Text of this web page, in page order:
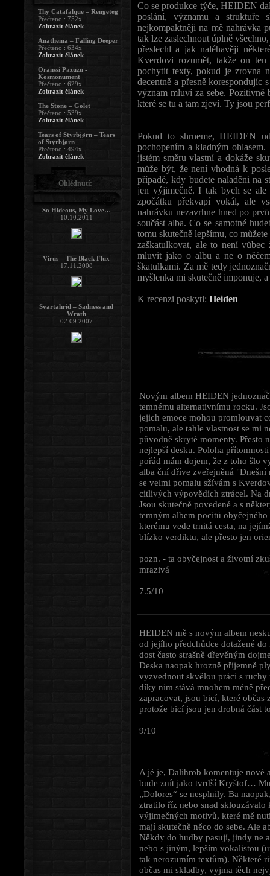
Co se produkce týče, HEIDEN
poslání, významu a struktuře
nejkompaktněji na mě nahrávka
tak lze zaslechnout úplně
přeslechl a jak naléhavěji
Kverdovi rozumět, takže on
pochytit texty, pokud je zrovna
decentně a přesně korespondujíc
význam mluví za sebe.
které se tu a tam zjeví. Ty jsou
Pokud to shrneme, HEIDEN
pochopením a kladným
jistém směru vlastní a dokáže
může být, že není vhodná k
případě, kdy budete naladěni na
jen výjimečně. I tak bych se ale
zpočátku překvapí vokál, ale
nahrávku nezavrhne hned po
součást alba. Co se samotné
tomu skutečně lepšímu, co
zaškatulkovat, ale to není vůbec
mluvit jako o albu a ne o
škatulkami. Za mě tedy
myšlenka mi skutečně imponuje,
K recenzi poskytl: Heiden
Novým albem HEIDEN
temnému alternativnímu rocku.
jejich emoce mohou promlouvat
pomalu, ale tahle vlastnost se mi
původně skryté momenty. Přesto
nejlepší desku. Poloha
pořád mám dojem, že z toho šlo
alba ční dříve zveřejněná
se velmi pomalu sžívám s
citlivých výpovědích ztrácel. Na
Jsou skutečně povedené a s
temným albem pocitů
kterému vede trnitá cesta, na
blízko verdiktu, ale přesto jen
pozn. - ta obyčejnost a životní
mrazivá
7.5/10
HEIDEN mě s novým albem
od jejího předchůdce dotažené
dost často strašně dřevěným
Deska naopak hrozně příjemně
vyzvednout skvělou práci s ruchy
díky nim stává mnohem méně
zapracovat, jsou bicí, které
protože bicí jsou jen drobná část
9/10
A jé je, Dalihrob komentuje nové
bude znít jako tvrdší Kryštof…
„Dolores“ se nesplnily. Ba
ztratilo říz nebo snad sklouzávalo
výjimečných motivů, které mě
mají skutečně něco do sebe. Ale
Někdy do hudby pasují, jindy ne
nebo s jiným, lepším vokalistou
tak nerozumím textům). Některé
občas mi skladby, vyjma těch
Thy Catafalque – Rengeteg
Přečteno : 752x
Zobrazit článek
Anathema – Falling Deeper
Přečteno : 634x
Zobrazit článek
Oranssi Pazuzu -
Kosmonument
Přečteno : 629x
Zobrazit článek
The Stone – Golet
Přečteno : 539x
Zobrazit článek
Tears of Styrbjørn – Tears
of Styrbjørn
Přečteno : 494x
Zobrazit článek
Ohlédnutí:
So Hideous, My Love…
10.10.2011
Virus – The Black Flux
17.11.2008
Svartahrid – Sadness and
Wrath
02.09.2007